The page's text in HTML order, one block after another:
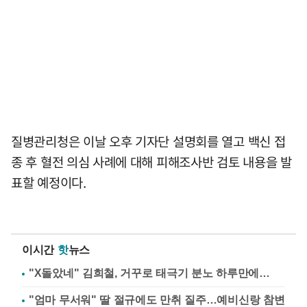
질병관리청은 이날 오후 기자단 설명회를 열고 백신 접
종 후 혈전 의심 사례에 대해 피해조사반 검토 내용을 발
표할 예정이다.
이시간 핫뉴스
"X돌았네" 김희철, 거꾸로 태극기 분노 하루만에…
"엄마 무서워" 딸 절규에도 만취 질주…예비신랑 참변